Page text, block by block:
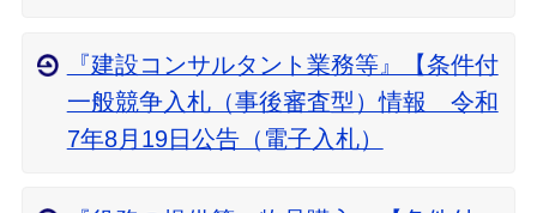
『建設コンサルタント業務等』【条件付
一般競争入札（事後審査型）情報 令和
7年8月19日公告（電子入札）